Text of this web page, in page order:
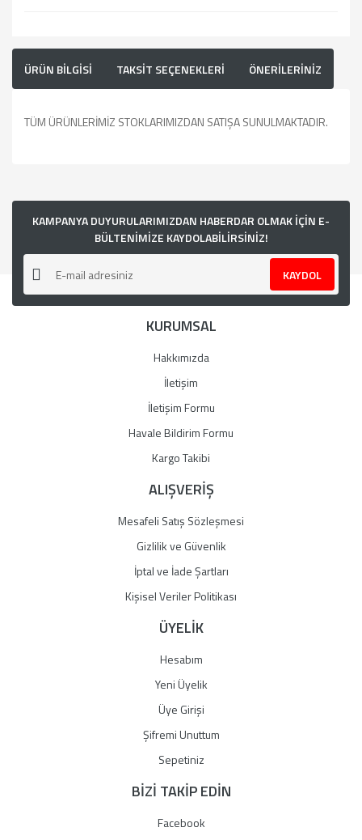
ÜRÜN BİLGİSİ TAKSİT SEÇENEKLERİ ÖNERİLERİNİZ
TÜM ÜRÜNLERİMİZ STOKLARIMIZDAN SATIŞA SUNULMAKTADIR.
kullanarak tarafımıza iletebilirsiniz.
Görüş ve önerileriniz için teşekkür ederiz.
Ürün resmi kalitesiz, bozuk veya görüntülenemiyor.
Ürün açıklamasında eksik bilgiler bulunuyor.
Ürün bilgilerinde hatalar bulunuyor.
Ürün fiyatı diğer sitelerden daha pahalı.
Gönder
KAMPANYA DUYURULARIMIZDAN HABERDAR OLMAK İÇİN E-
BÜLTENİMİZE KAYDOLABİLİRSİNİZ!
KAYDOL
KURUMSAL
Hakkımızda
İletişim
İletişim Formu
Havale Bildirim Formu
Kargo Takibi
ALIŞVERİŞ
Mesafeli Satış Sözleşmesi
Gizlilik ve Güvenlik
İptal ve İade Şartları
Kişisel Veriler Politikası
ÜYELİK
Hesabım
Yeni Üyelik
Üye Girişi
Şifremi Unuttum
Sepetiniz
BİZİ TAKİP EDİN
Facebook